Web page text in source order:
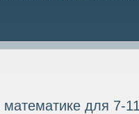
для 7-